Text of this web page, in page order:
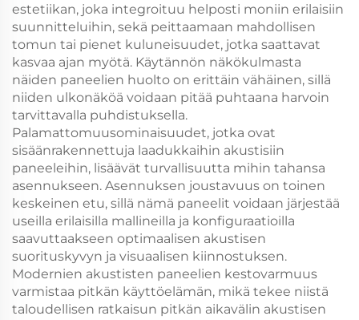
estetiikan, joka integroituu helposti moniin erilaisiin
suunnitteluihin, sekä peittaamaan mahdollisen
tomun tai pienet kuluneisuudet, jotka saattavat
kasvaa ajan myötä. Käytännön näkökulmasta
näiden paneelien huolto on erittäin vähäinen, sillä
niiden ulkonäköä voidaan pitää puhtaana harvoin
tarvittavalla puhdistuksella.
Palamattomuusominaisuudet, jotka ovat
sisäänrakennettuja laadukkaihin akustisiin
paneeleihin, lisäävät turvallisuutta mihin tahansa
asennukseen. Asennuksen joustavuus on toinen
keskeinen etu, sillä nämä paneelit voidaan järjestää
useilla erilaisilla mallineilla ja konfiguraatioilla
saavuttaakseen optimaalisen akustisen
suorituskyvyn ja visuaalisen kiinnostuksen.
Modernien akustisten paneelien kestovarmuus
varmistaa pitkän käyttöelämän, mikä tekee niistä
taloudellisen ratkaisun pitkän aikavälin akustisen